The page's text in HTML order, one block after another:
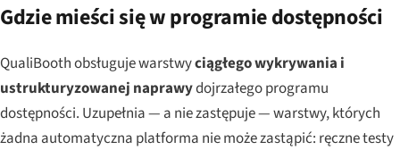
Gdzie mieści się w programie dostępności
QualiBooth obsługuje warstwyciągłego wykrywania i
ustrukturyzowanej naprawydojrzałego programu
dostępności. Uzupełnia — a nie zastępuje — warstwy, których
żadna automatyczna platforma nie może zastąpić: ręczne testy